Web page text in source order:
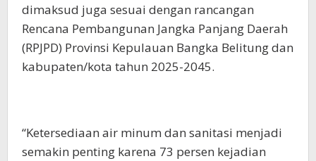
dimaksud juga sesuai dengan rancangan
Rencana Pembangunan Jangka Panjang Daerah
(RPJPD) Provinsi Kepulauan Bangka Belitung dan
kabupaten/kota tahun 2025-2045.
“Ketersediaan air minum dan sanitasi menjadi
semakin penting karena 73 persen kejadian